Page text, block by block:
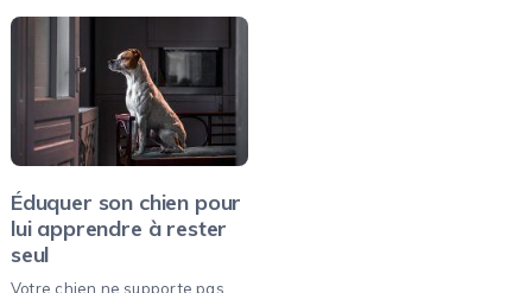
Éduquer son chien pour
lui apprendre à rester
seul
Votre chien ne supporte pas